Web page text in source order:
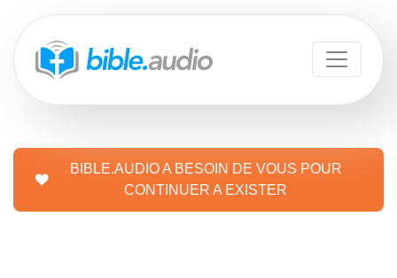
BIBLE.AUDIO A BESOIN DE VOUS POUR
CONTINUER A EXISTER